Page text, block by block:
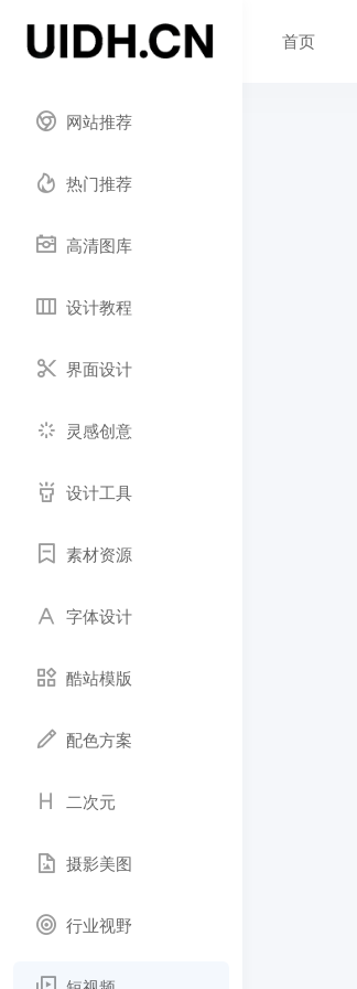
网站推荐
热门推荐
高清图库
设计教程
界面设计
灵感创意
设计工具
素材资源
字体设计
酷站模版
配色方案
二次元
摄影美图
行业视野
首页